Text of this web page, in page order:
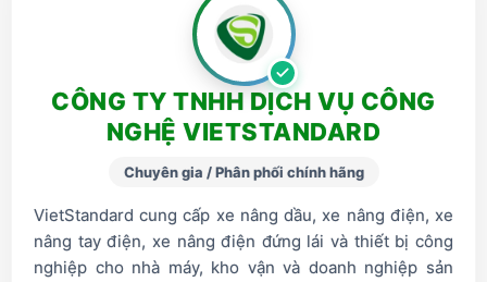
CÔNG TY TNHH DỊCH VỤ CÔNG
NGHỆ VIETSTANDARD
Chuyên gia / Phân phối chính hãng
VietStandard cung cấp xe nâng dầu, xe nâng điện, xe
nâng tay điện, xe nâng điện đứng lái và thiết bị công
nghiệp cho nhà máy, kho vận và doanh nghiệp sản